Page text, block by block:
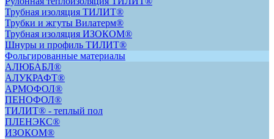
Трубная изоляция ТИЛИТ®
Трубки и жгуты Вилатерм®
Трубная изоляция ИЗОКОМ®
Шнуры и профиль ТИЛИТ®
Фольгированные материалы
АЛЮБАБЛ®
АЛУКРАФТ®
АРМОФОЛ®
ПЕНОФОЛ®
ТИЛИТ® - теплый пол
ПЛЕНЭКС®
ИЗОКОМ®